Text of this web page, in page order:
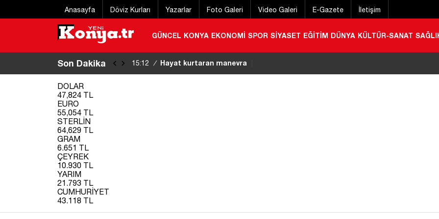
Anasayfa Döviz Kurları Yazarlar Foto Galeri Video Galeri E-Gazete İletişim
GÜNCEL KONYA EKONOMİ SPOR SİYASET EĞİTİM DÜNYA KÜLTÜR-SANAT
Son Dakika 15:11 / Konya’da toplu taşımaya sıkı kontrol! Ekipler sahada
DOLAR
47,824 TL
EURO
55,054 TL
STERLİN
64,629 TL
GRAM
6.651 TL
ÇEYREK
10.930 TL
YARIM
21.793 TL
CUMHURİYET
43.118 TL